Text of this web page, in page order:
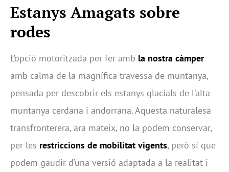
Estanys Amagats sobre
rodes
L’opció motoritzada per fer amb la nostra càmper
amb calma de la magnífica travessa de muntanya,
pensada per descobrir els estanys glacials de l’alta
muntanya cerdana i andorrana. Aquesta naturalesa
transfronterera, ara mateix, no la podem conservar,
per les restriccions de mobilitat vigents, però sí que
podem gaudir d’una versió adaptada a la realitat i